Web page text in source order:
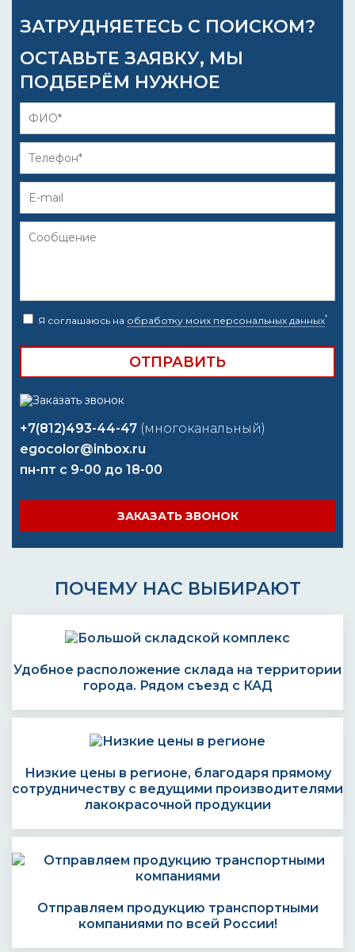
ЗАТРУДНЯЕТЕСЬ С ПОИСКОМ?
ОСТАВЬТЕ ЗАЯВКУ, МЫ
ПОДБЕРЁМ НУЖНОЕ
Я соглашаюсь на обработку моих персональных данных*
+7(812)493-44-47 (многоканальный)
egocolor@inbox.ru
пн-пт с 9-00 до 18-00
ЗАКАЗАТЬ ЗВОНОК
ПОЧЕМУ НАС ВЫБИРАЮТ
Удобное расположение склада на территории
города. Рядом съезд с КАД
Низкие цены в регионе, благодаря прямому
сотрудничеству с ведущими производителями
лакокрасочной продукции
Отправляем продукцию транспортными
компаниями по всей России!